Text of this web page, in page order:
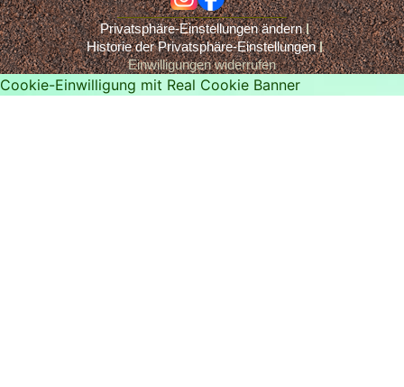
igfb
Privatsphäre-Einstellungen ändern
Historie der Privatsphäre-Einstellungen
Einwilligungen widerrufen
Cookie-Einwilligung mit Real Cookie Banner